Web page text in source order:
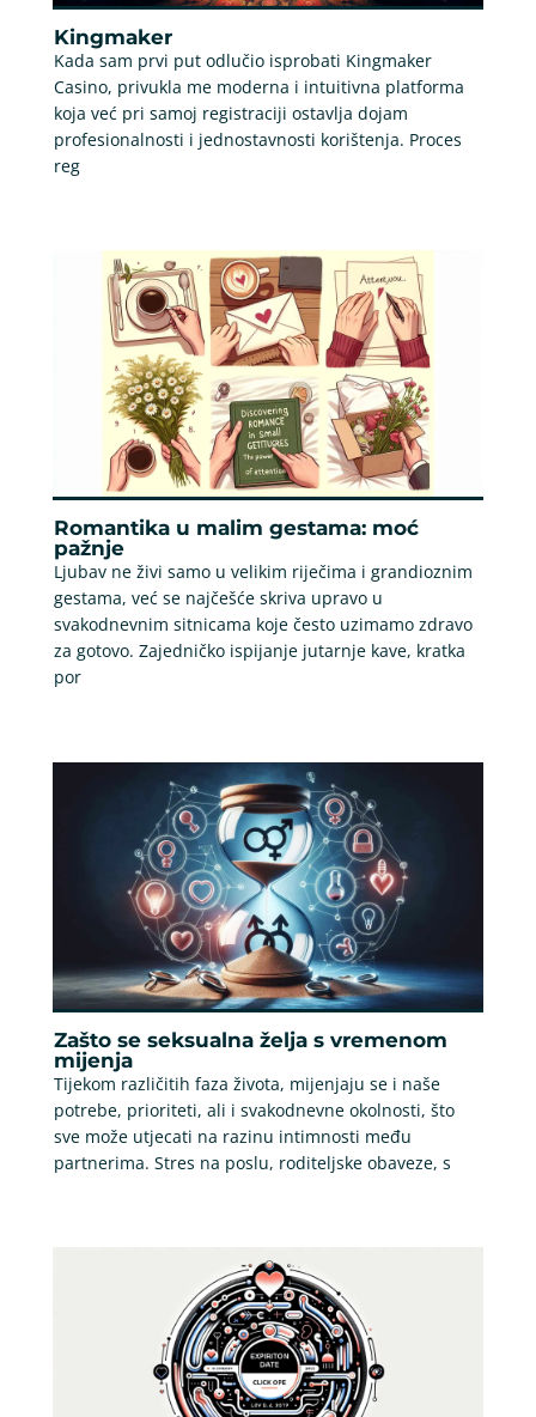
Kingmaker
Kada sam prvi put odlučio isprobati Kingmaker
Casino, privukla me moderna i intuitivna platforma
koja već pri samoj registraciji ostavlja dojam
profesionalnosti i jednostavnosti korištenja. Proces
reg
Romantika u malim gestama: moć
pažnje
Ljubav ne živi samo u velikim riječima i grandioznim
gestama, već se najčešće skriva upravo u
svakodnevnim sitnicama koje često uzimamo zdravo
za gotovo. Zajedničko ispijanje jutarnje kave, kratka
por
Zašto se seksualna želja s vremenom
mijenja
Tijekom različitih faza života, mijenjaju se i naše
potrebe, prioriteti, ali i svakodnevne okolnosti, što
sve može utjecati na razinu intimnosti među
partnerima. Stres na poslu, roditeljske obaveze, s